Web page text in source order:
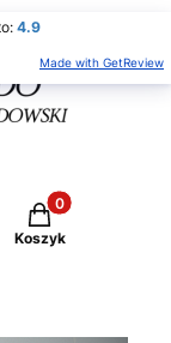
Produkty w
Koszyk
4.9
Made with GetReview